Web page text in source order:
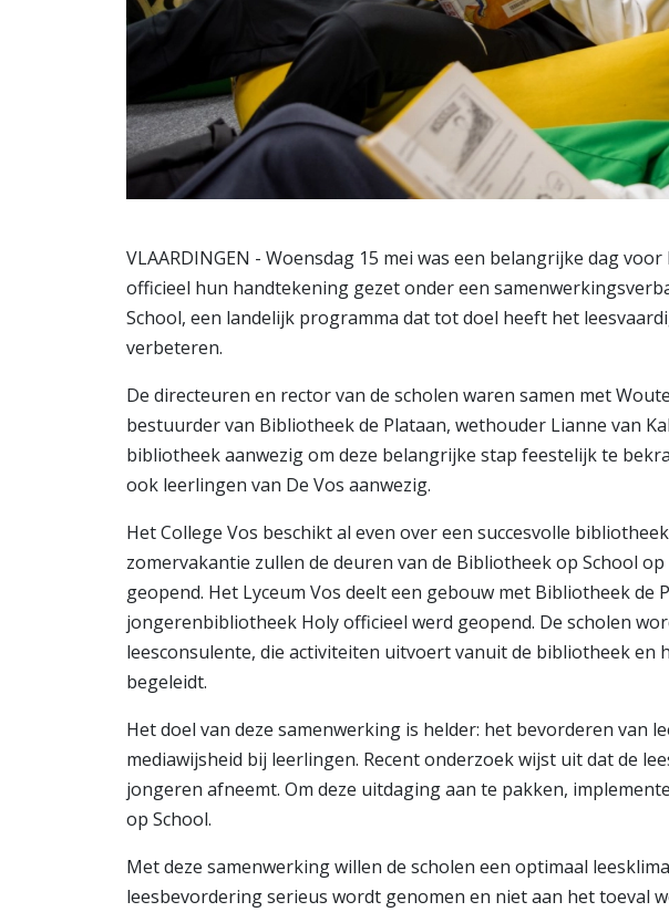
VLAARDINGEN - Woensdag 15 mei was een belangrijke dag
officieel hun handtekening gezet onder een
School, een landelijk programma dat tot doel heeft het
verbeteren.
De directeuren en rector van de scholen waren samen met
bestuurder van Bibliotheek de Plataan, wethouder Lianne van
bibliotheek aanwezig om deze belangrijke stap feestelijk te
ook leerlingen van De Vos aanwezig.
Het College Vos beschikt al even over een succesvolle
zomervakantie zullen de deuren van de Bibliotheek op School
geopend. Het Lyceum Vos deelt een gebouw met Bibliotheek de
jongerenbibliotheek Holy officieel werd geopend. De scholen
leesconsulente, die activiteiten uitvoert vanuit de bibliotheek en
begeleidt.
Het doel van deze samenwerking is helder: het bevorderen van
mediawijsheid bij leerlingen. Recent onderzoek wijst uit dat de
jongeren afneemt. Om deze uitdaging aan te pakken,
op School.
Met deze samenwerking willen de scholen een optimaal
leesbevordering serieus wordt genomen en niet aan het toeval